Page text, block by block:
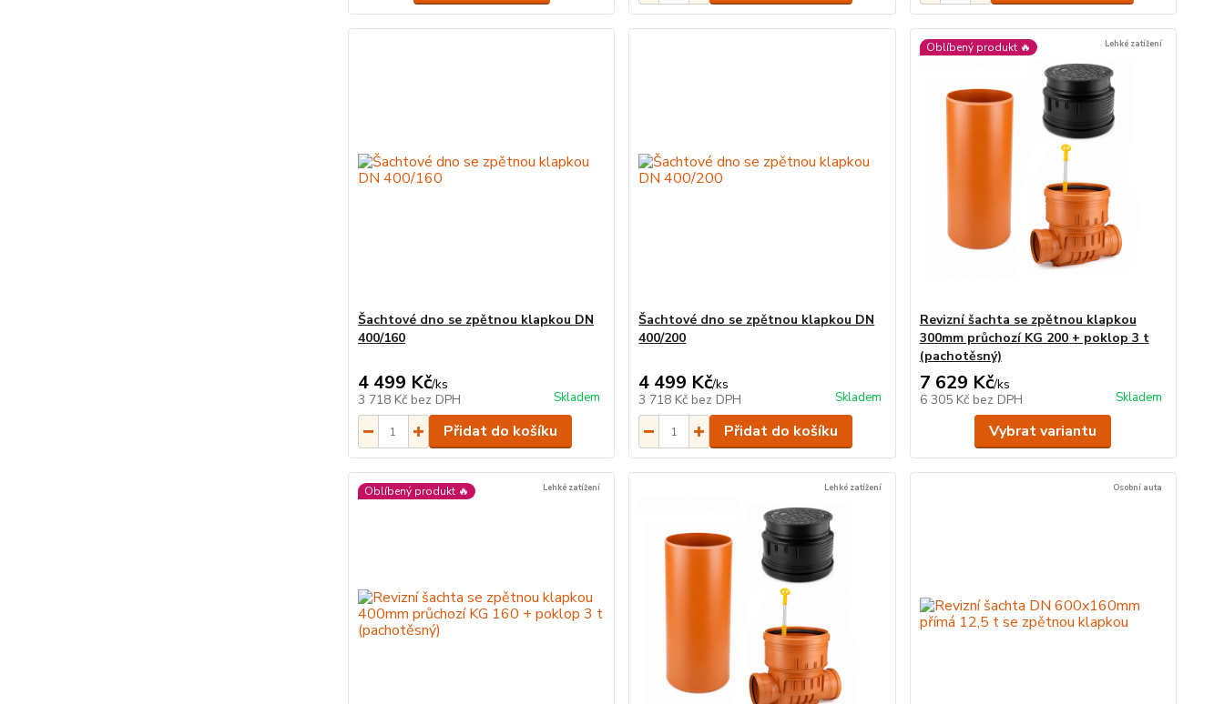
Šachtové dno se zpětnou klapkou DN
400/160
4 499 Kč/ks
3 718 Kč bez DPH Skladem
Přidat do košíku
Šachtové dno se zpětnou klapkou DN
400/200
4 499 Kč/ks
3 718 Kč bez DPH Skladem
Přidat do košíku
Oblíbený produkt 🔥 Lehké zatížení
Revizní šachta se zpětnou klapkou
300mm průchozí KG 200 + poklop 3 t
(pachotěsný)
7 629 Kč/ks
6 305 Kč bez DPH Skladem
Vybrat variantu
Oblíbený produkt 🔥 Lehké zatížení Lehké zatížení Osobní auta